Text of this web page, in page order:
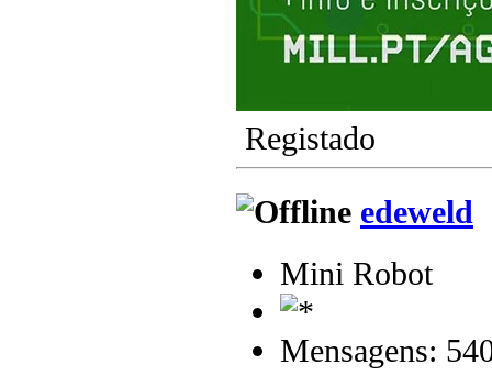
Registado
edeweld
Mini Robot
Mensagens: